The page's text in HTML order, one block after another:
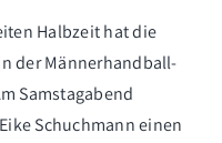
Halbzeit hat die
der Männerhandball-
Samstagabend
Schuchmann einen